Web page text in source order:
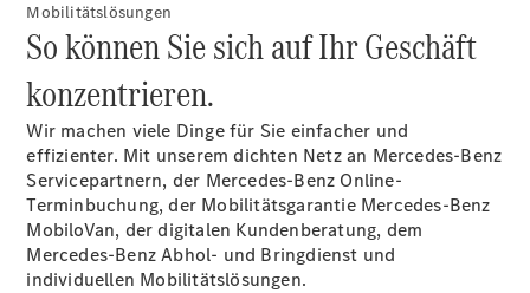
Übersicht
Finanzdienste
Kompletträder
Mobilitätslösungen
So können Sie sich auf Ihr Geschäft
konzentrieren.
Wir machen viele Dinge für Sie einfacher und
effizienter. Mit unserem dichten Netz an Mercedes-Benz
Servicepartnern, der Mercedes-Benz Online-
Terminbuchung, der Mobilitätsgarantie Mercedes-Benz
MobiloVan, der digitalen Kundenberatung, dem
Mercedes-Benz Abhol- und Bringdienst und
individuellen Mobilitätslösungen.